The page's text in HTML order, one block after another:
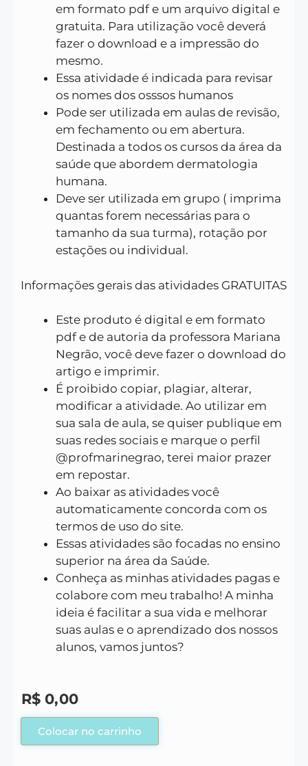
em formato pdf e um arquivo digital e
gratuita. Para utilização você deverá
fazer o download e a impressão do
mesmo.
Essa atividade é indicada para revisar
os nomes dos osssos humanos
Pode ser utilizada em aulas de revisão,
em fechamento ou em abertura.
Destinada a todos os cursos da área da
saúde que abordem dermatologia
humana.
Deve ser utilizada em grupo ( imprima
quantas forem necessárias para o
tamanho da sua turma), rotação por
estações ou individual.
Informações gerais das atividades GRATUITAS
Este produto é digital e em formato
pdf e de autoria da professora Mariana
Negrão, você deve fazer o download do
artigo e imprimir.
É proibido copiar, plagiar, alterar,
modificar a atividade. Ao utilizar em
sua sala de aula, se quiser publique em
suas redes sociais e marque o perfil
@profmarinegrao, terei maior prazer
em repostar.
Ao baixar as atividades você
automaticamente concorda com os
termos de uso do site.
Essas atividades são focadas no ensino
superior na área da Saúde.
Conheça as minhas atividades pagas e
colabore com meu trabalho! A minha
ideia é facilitar a sua vida e melhorar
suas aulas e o aprendizado dos nossos
alunos, vamos juntos?
R$ 0,00
Colocar no carrinho